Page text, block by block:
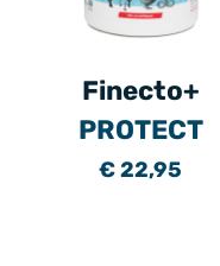
Finecto+
PROTECT
€ 22,95